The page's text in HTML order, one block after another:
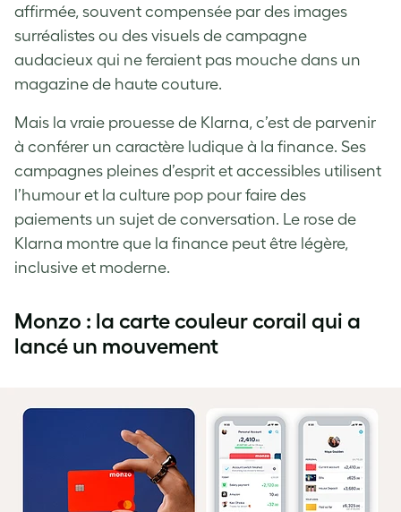
affirmée, souvent compensée par des images
surréalistes ou des visuels de campagne
audacieux qui ne feraient pas mouche dans un
magazine de haute couture.
Mais la vraie prouesse de Klarna, c’est de parvenir
à conférer un caractère ludique à la finance. Ses
campagnes pleines d’esprit et accessibles utilisent
l’humour et la culture pop pour faire des
paiements un sujet de conversation. Le rose de
Klarna montre que la finance peut être légère,
inclusive et moderne.
Monzo : la carte couleur corail qui a
lancé un mouvement